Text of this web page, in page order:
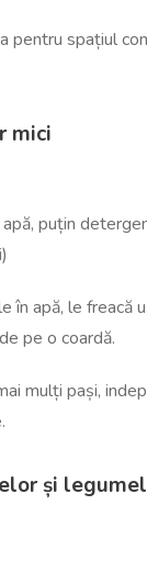
pentru spațiul
mici
puțin
în apă, le freacă
pe o coardă.
mulți pași,
și